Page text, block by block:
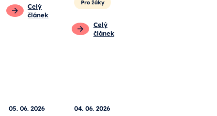
Celý
článek
Pro žáky
Celý
článek
05. 06. 2026 04. 06. 2026